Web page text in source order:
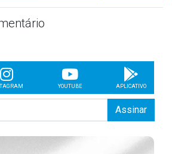
YOUTUBE APLICATIVO
Assinar